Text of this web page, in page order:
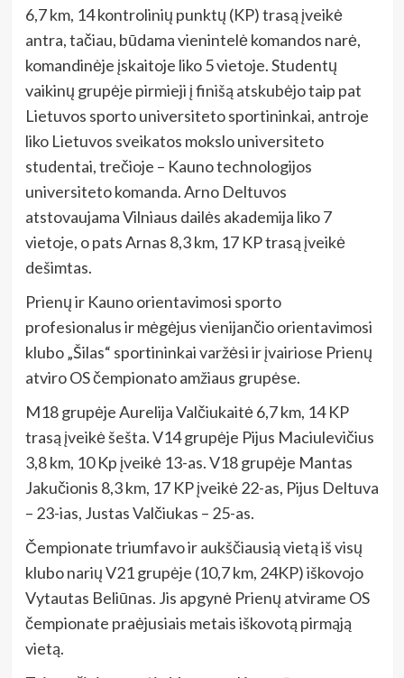
6,7 km, 14 kontrolinių punktų (KP) trasą įveikė
antra, tačiau, būdama vienintelė komandos narė,
komandinėje įskaitoje liko 5 vietoje. Studentų
vaikinų grupėje pirmieji į finišą atskubėjo taip pat
Lietuvos sporto universiteto sportininkai, antroje
liko Lietuvos sveikatos mokslo universiteto
studentai, trečioje – Kauno technologijos
universiteto komanda. Arno Deltuvos
atstovaujama Vilniaus dailės akademija liko 7
vietoje, o pats Arnas 8,3 km, 17 KP trasą įveikė
dešimtas.
Prienų ir Kauno orientavimosi sporto
profesionalus ir mėgėjus vienijančio orientavimosi
klubo „Šilas“ sportininkai varžėsi ir įvairiose Prienų
atviro OS čempionato amžiaus grupėse.
M18 grupėje Aurelija Valčiukaitė 6,7 km, 14 KP
trasą įveikė šešta. V14 grupėje Pijus Maciulevičius
3,8 km, 10 Kp įveikė 13-as. V18 grupėje Mantas
Jakučionis 8,3 km, 17 KP įveikė 22-as, Pijus Deltuva
– 23-ias, Justas Valčiukas – 25-as.
Čempionate triumfavo ir aukščiausią vietą iš visų
klubo narių V21 grupėje (10,7 km, 24KP) iškovojo
Vytautas Beliūnas. Jis apgynė Prienų atvirame OS
čempionate praėjusiais metais iškovotą pirmąją
vietą.